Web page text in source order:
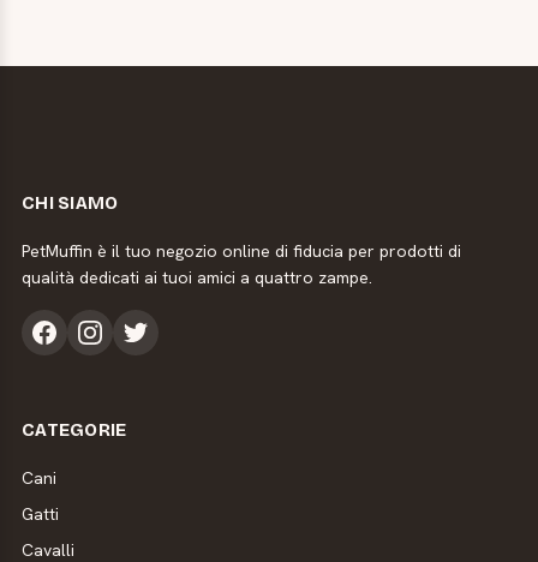
CHI SIAMO
PetMuffin è il tuo negozio online di fiducia per prodotti di
qualità dedicati ai tuoi amici a quattro zampe.
CATEGORIE
Cani
Gatti
Cavalli